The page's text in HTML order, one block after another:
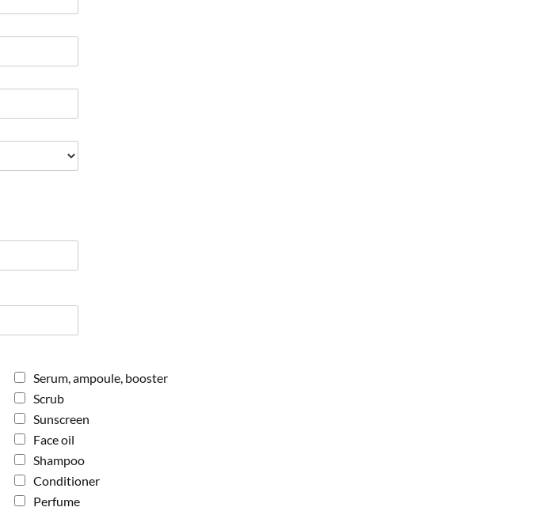
Serum, ampoule, booster
Scrub
Sunscreen
Face oil
Shampoo
Conditioner
Perfume